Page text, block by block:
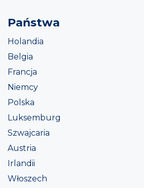
Państwa
Holandia
Belgia
Francja
Niemcy
Polska
Luksemburg
Szwajcaria
Austria
Irlandii
Włoszech